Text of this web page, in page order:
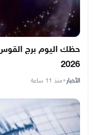
2026
الأخبار•منذ 11 ساعة